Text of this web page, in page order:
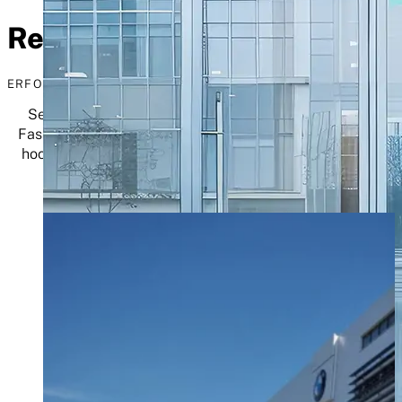
Referenz-Objekte
ERFOLGSGESCHICHTEN
Seit über 30 Jahren planen und bauen wir innovative
Fassaden und Metallbau-Lösungen. Unser Anspruch ist
hoch, doch der Erfolg gibt uns recht, wie Sie an dieser
Auswahl unserer Bauvorhaben sehen.